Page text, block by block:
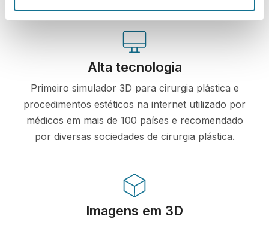
Alta tecnologia
Primeiro simulador 3D para cirurgia plástica e
procedimentos estéticos na internet utilizado por
médicos em mais de 100 países e recomendado
por diversas sociedades de cirurgia plástica.
Imagens em 3D